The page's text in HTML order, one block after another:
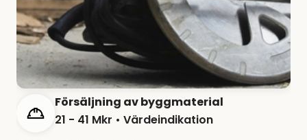
Försäljning av byggmaterial
21 - 41 Mkr • Värdeindikation